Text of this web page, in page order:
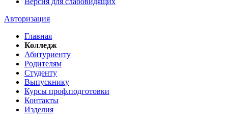
Авторизация
Главная
Колледж
Абитуриенту
Родителям
Студенту
Выпускнику
Курсы проф.подготовки
Контакты
Изделия